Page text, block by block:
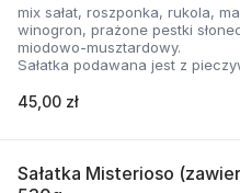
mix sałat, roszponka, rukola,
winogron, prażone pestki
miodowo-musztardowy.
Sałatka podawana jest z
45,00 zł
Sałatka Misterioso